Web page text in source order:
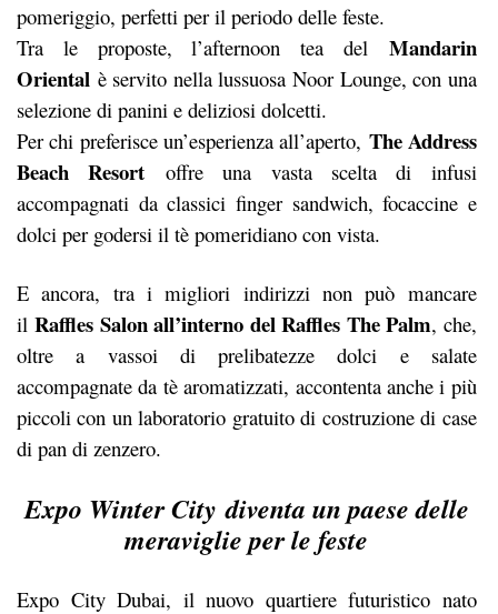
pomeriggio, perfetti per il periodo delle feste.
Tra le proposte, l’afternoon tea del Mandarin
Oriental è servito nella lussuosa Noor Lounge, con una
selezione di panini e deliziosi dolcetti.
Per chi preferisce un’esperienza all’aperto, The Address
Beach Resort offre una vasta scelta di infusi
accompagnati da classici finger sandwich, focaccine e
dolci per godersi il tè pomeridiano con vista.
E ancora, tra i migliori indirizzi non può mancare
il Raffles Salon all’interno del Raffles The Palm, che,
oltre a vassoi di prelibatezze dolci e salate
accompagnate da tè aromatizzati, accontenta anche i più
piccoli con un laboratorio gratuito di costruzione di case
di pan di zenzero.
Expo Winter City diventa un paese delle
meraviglie per le feste
Expo City Dubai, il nuovo quartiere futuristico nato